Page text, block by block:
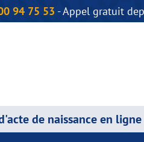
94 75 53 - Appel gratuit
de naissance en ligne